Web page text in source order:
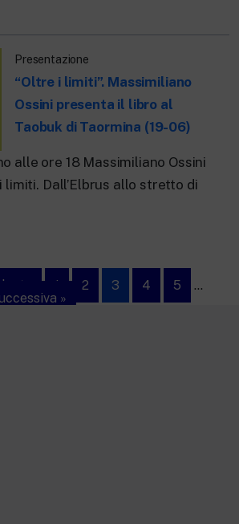
Presentazione
“Oltre i limiti”. Massimiliano
Ossini presenta il libro al
Taobuk di Taormina (19-06)
alle ore 18 Massimiliano Ossini
limiti. Dall’Elbrus allo stretto di
1 2 3 4 5
…
»